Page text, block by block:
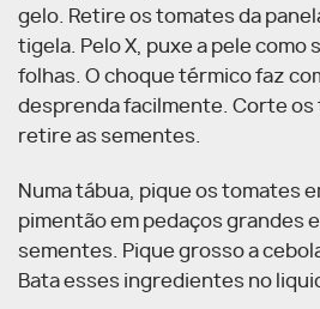
gelo. Retire os tomates da
tigela. Pelo X, puxe a pele como
folhas. O choque térmico faz
desprenda facilmente. Corte os
retire as sementes.
Numa tábua, pique os tomates
pimentão em pedaços grandes
sementes. Pique grosso a
Bata esses ingredientes no